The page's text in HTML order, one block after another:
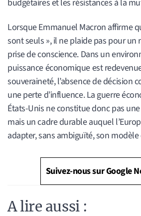
budgétaires et les résistances à la
Lorsque Emmanuel Macron affirme
sont seuls », il ne plaide pas pour un
prise de conscience. Dans un
puissance économique est
souveraineté, l’absence de décision
une perte d’influence. La guerre
États-Unis ne constitue donc pas
mais un cadre durable auquel
adapter, sans ambiguïté, son
Suivez-nous sur Google
A lire aussi :